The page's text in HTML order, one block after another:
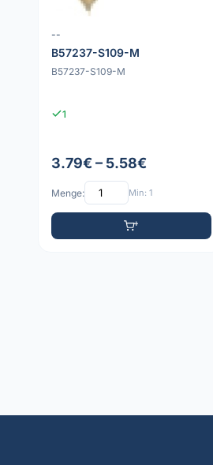
--
B57237-S109-M
B57237-S109-M
1
3.79€ – 5.58€
Menge: Min: 1